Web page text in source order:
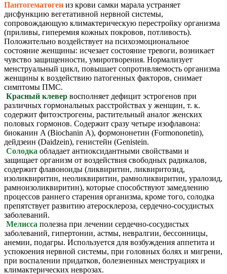
Пантогематоген из крови самки марала устраняет
дисфункцию вегетативной нервной системы,
сопровождающую климактерическую перестройку организма
(приливы, гиперемия кожных покровов, потливость).
Положительно воздействует на психоэмоциональное
состояние женщины: исчезает состояние тревоги, возникает
чувство защищенности, умиротворения. Нормализует
менструальный цикл, повышает сопротивляемость организма
женщины к воздействию патогенных факторов, снимает
симптомы ПМС.
Красный клевер восполняет дефицит эстрогенов при
различных гормональных расстройствах у женщин, т. к.
содержит фитоэстрогены, растительный аналог женских
половых гормонов. Содержит сразу четыре изофлавона:
биоканин A (Biochanin А), формононетин (Formononetin),
дейдзеин (Daidzein), генистейн (Genistein.
Солодка обладает антиоксидантными свойствами и
защищает организм от воздействия свободных радикалов,
содержит флавоноиды (ликвиритин, ликвиритозид,
изоликвиритин, неоликвиритин, рамноликвиритин, уралозид,
рамноизоликвиритин), которые способствуют замедлению
процессов раннего старения организма, кроме того, солодка
препятствует развитию атеросклероза, сердечно-сосудистых
заболеваний.
Мелисса полезна при лечении сердечно-сосудистых
заболеваний, гипертонии, астмы, невралгии, бессонницы,
анемии, подагры. Используется для возбуждения аппетита и
успокоения нервной системы, при головных болях и мигрени,
при воспалении придатков, болезненных менструациях и
климактерических неврозах.